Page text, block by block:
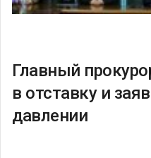
Главный
в отставку и
давлении